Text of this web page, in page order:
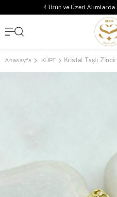
4 Ürün ve Üzeri
Anasayfa KÜPE Kristal Taşlı